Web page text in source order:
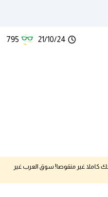
21/10/24
795
كاملا غير منقوصا! سوق العرب غير